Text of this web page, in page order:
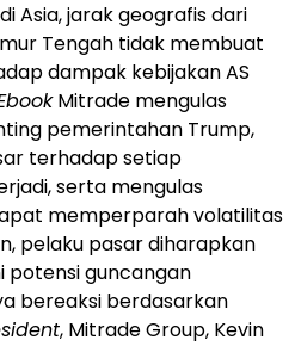
Asia, jarak geografis dari
Tengah tidak membuat
dampak kebijakan AS
Mitrade mengulas
pemerintahan Trump,
terhadap setiap
serta mengulas
memperparah volatilitas
pelaku pasar diharapkan
guncangan
bereaksi berdasarkan
, Mitrade Group, Kevin